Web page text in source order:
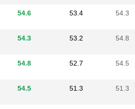
54.6 53.4 54.3
54.3 53.2 54.8
54.8 52.7 54.5
54.5 51.3 51.3